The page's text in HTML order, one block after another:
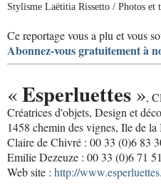
Stylisme Laëtitia Rissetto / Photos
Ce reportage vous a plu et vous
Abonnez-vous gratuitement à
«Esperluettes »,
Créatrices d'objets, Design et
1458 chemin des vignes, Ile de
Claire de Chivré : 00 33 (0)6 83
Emilie Dezeuze : 00 33 (0)6 71
Web site : http://